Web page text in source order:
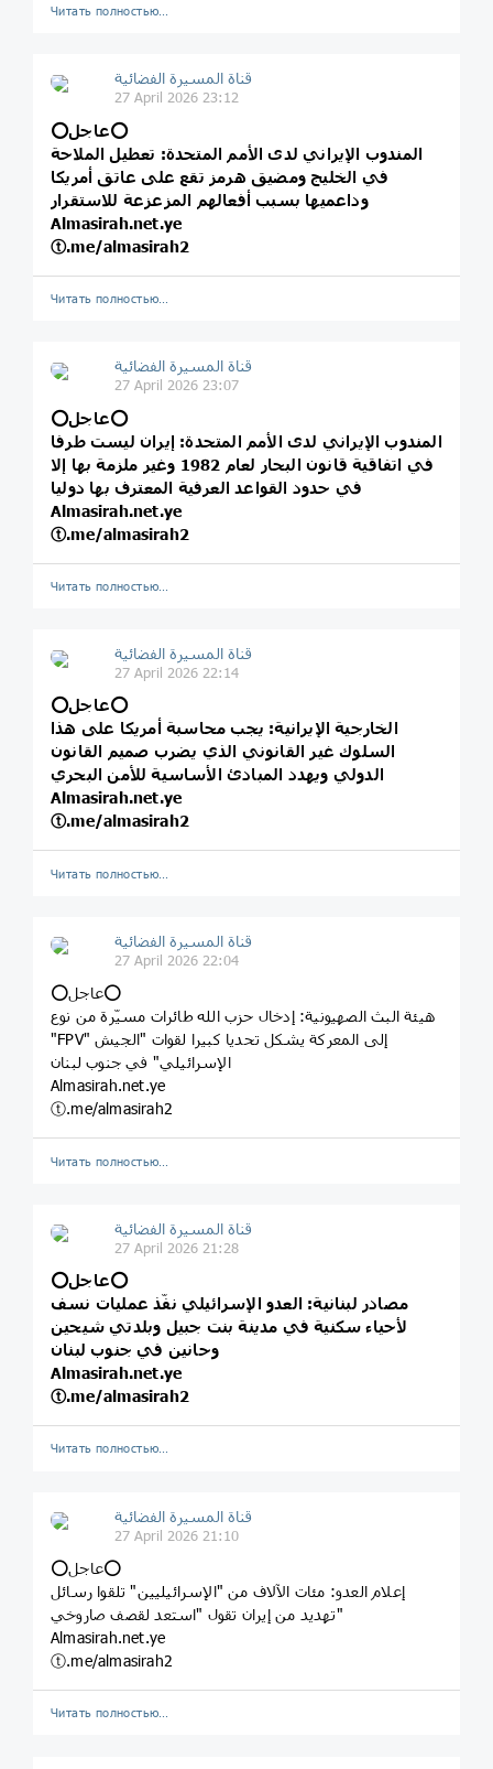
Читать полностью…
قناة المسيرة الفضائية
27 April 2026 23:12
⭕️عاجل⭕️
المندوب الإيراني لدى الأمم المتحدة: تعطيل الملاحة
في الخليج ومضيق هرمز تقع على عاتق أمريكا
وداعميها بسبب أفعالهم المزعزعة للاستقرار
Almasirah.net.ye
ⓣ.me/almasirah2
Читать полностью…
قناة المسيرة الفضائية
27 April 2026 23:07
⭕️عاجل⭕️
المندوب الإيراني لدى الأمم المتحدة: إيران ليست طرفا
في اتفاقية قانون البحار لعام 1982 وغير ملزمة بها إلا
في حدود القواعد العرفية المعترف بها دوليا
Almasirah.net.ye
ⓣ.me/almasirah2
Читать полностью…
قناة المسيرة الفضائية
27 April 2026 22:14
⭕️عاجل⭕️
الخارجية الإيرانية: يجب محاسبة أمريكا على هذا
السلوك غير القانوني الذي يضرب صميم القانون
الدولي ويهدد المبادئ الأساسية للأمن البحري
Almasirah.net.ye
ⓣ.me/almasirah2
Читать полностью…
قناة المسيرة الفضائية
27 April 2026 22:04
⭕️عاجل⭕️
هيئة البث الصهيونية: إدخال حزب الله طائرات مسيّرة من نوع
"FPV" إلى المعركة يشكل تحديا كبيرا لقوات "الجيش
الإسرائيلي" في جنوب لبنان
Almasirah.net.ye
ⓣ.me/almasirah2
Читать полностью…
قناة المسيرة الفضائية
27 April 2026 21:28
⭕️عاجل⭕️
مصادر لبنانية: العدو الإسرائيلي نفّذ عمليات نسف
لأحياء سكنية في مدينة بنت جبيل وبلدتي شيحين
وحانين في جنوب لبنان
Almasirah.net.ye
ⓣ.me/almasirah2
Читать полностью…
قناة المسيرة الفضائية
27 April 2026 21:10
⭕️عاجل⭕️
إعلام العدو: مئات الآلاف من "الإسرائيليين" تلقوا رسائل
تهديد من إيران تقول "استعد لقصف صاروخي"
Almasirah.net.ye
ⓣ.me/almasirah2
Читать полностью…